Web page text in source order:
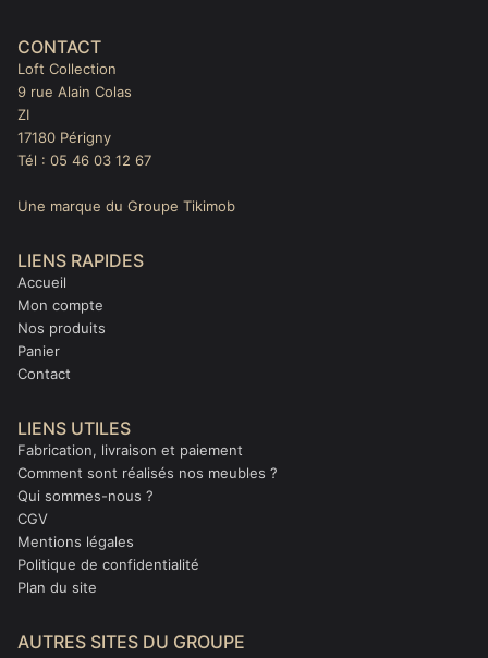
CONTACT
Loft Collection
9 rue Alain Colas
ZI
17180 Périgny
Tél : 05 46 03 12 67
Une marque du Groupe Tikimob
LIENS RAPIDES
Accueil
Mon compte
Nos produits
Panier
Contact
LIENS UTILES
Fabrication, livraison et paiement
Comment sont réalisés nos meubles ?
Qui sommes-nous ?
CGV
Mentions légales
Politique de confidentialité
Plan du site
AUTRES SITES DU GROUPE